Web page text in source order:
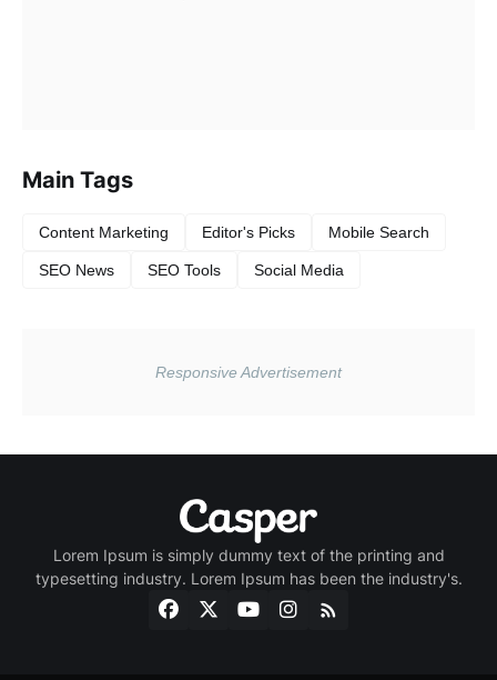
Main Tags
Content Marketing Editor's Picks Mobile Search
SEO News SEO Tools Social Media
Lorem Ipsum is simply dummy text of the printing and
typesetting industry. Lorem Ipsum has been the industry's.